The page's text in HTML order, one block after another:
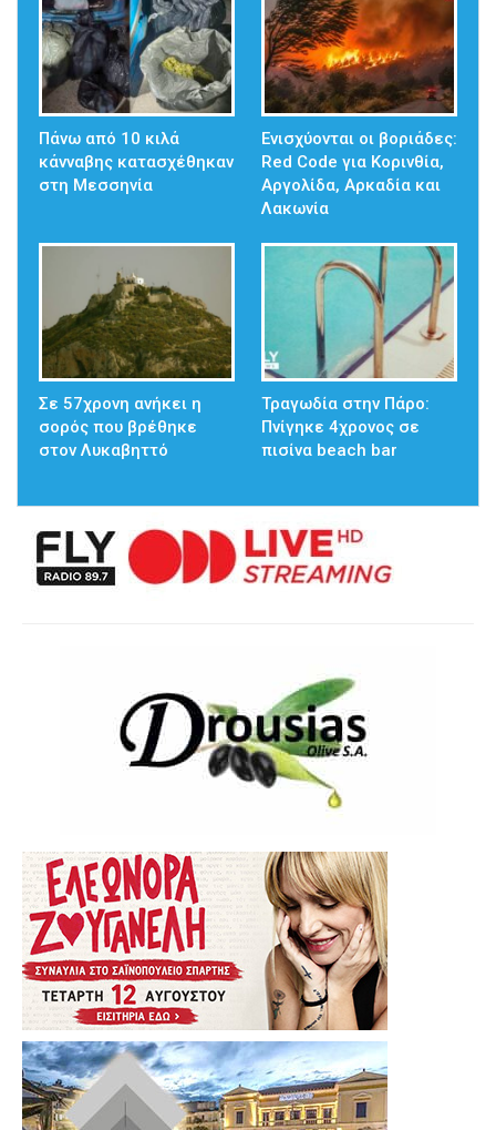
Πάνω από 10 κιλά
κάνναβης κατασχέθηκαν
στη Μεσσηνία
Ενισχύονται οι βοριάδες:
Red Code για Κορινθία,
Αργολίδα, Αρκαδία και
Λακωνία
Σε 57χρονη ανήκει η
σορός που βρέθηκε
στον Λυκαβηττό
Τραγωδία στην Πάρο:
Πνίγηκε 4χρονος σε
πισίνα beach bar